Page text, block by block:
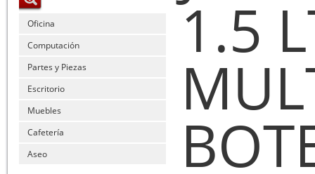
Oficina
Computación
Partes y Piezas
Escritorio
Muebles
Cafetería
Aseo
1.5